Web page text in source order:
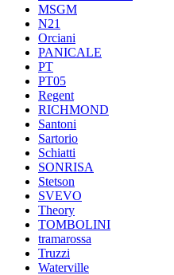
MSGM
N21
Orciani
PANICALE
PT
PT05
Regent
RICHMOND
Santoni
Sartorio
Schiatti
SONRISA
Stetson
SVEVO
Theory
TOMBOLINI
tramarossa
Truzzi
Waterville